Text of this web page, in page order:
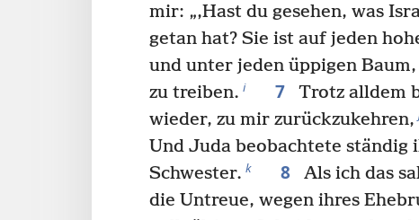
mir: „‚Hast du gesehen, was
getan hat? Sie ist auf jeden
und unter jeden üppigen
zu treiben. i 7
Trotz alldem
wieder, zu mir zurückzukehren,
Und Juda beobachtete ständig
Schwester. k 8
Als ich das
die Untreue, wegen ihres